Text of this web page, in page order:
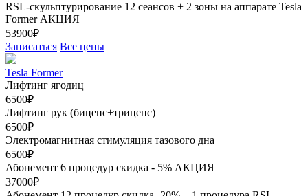
RSL-скульптурирование 12 сеансов + 2 зоны на аппарате Tesla
Former АКЦИЯ
53900₽
Записаться Все цены
Tesla Former
Лифтинг ягодиц
6500₽
Лифтинг рук (бицепс+трицепс)
6500₽
Электромагнитная стимуляция тазового дна
6500₽
Абонемент 6 процедур скидка - 5% АКЦИЯ
37000₽